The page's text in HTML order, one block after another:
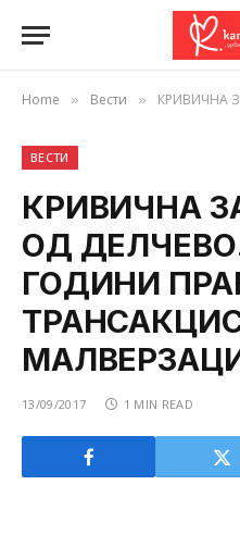
Home » Вести » КРИВИЧНА ЗА
ВЕСТИ
КРИВИЧНА
ОД
ГОДИНИ
13/09/2017 1 MIN READ